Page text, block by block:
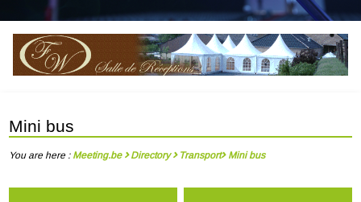
Mini bus
You are here : Meeting.be Directory Transport Mini bus